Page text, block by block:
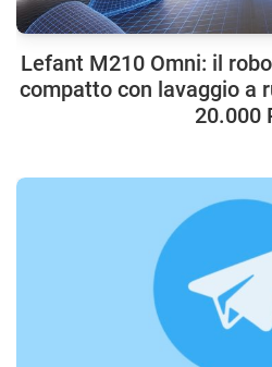
Lefant M210 Omni: il
compatto con lavaggio a
20.000